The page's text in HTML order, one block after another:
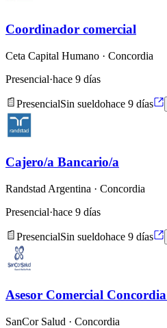
Coordinador comercial
Ceta Capital Humano · Concordia
Presencial·hace 9 días
PresencialSin sueldohace 9 días
Cajero/a Bancario/a
Randstad Argentina · Concordia
Presencial·hace 9 días
PresencialSin sueldohace 9 días
Asesor Comercial
SanCor Salud · Concordia